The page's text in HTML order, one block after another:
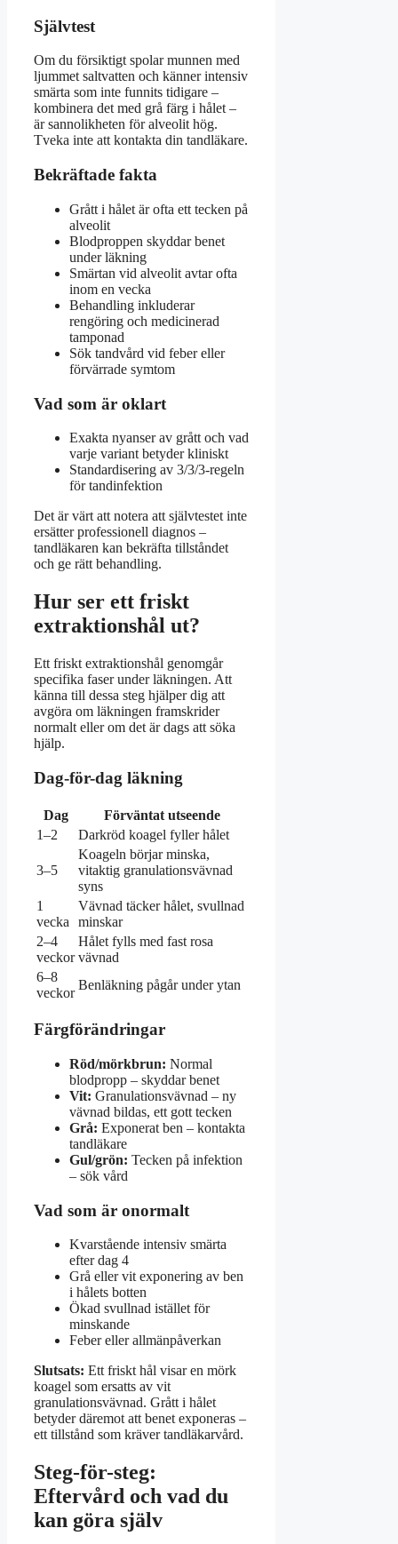
Självtest
Om du försiktigt spolar munnen med
ljummet saltvatten och känner intensiv
smärta som inte funnits tidigare –
kombinera det med grå färg i hålet –
är sannolikheten för alveolit hög.
Tveka inte att kontakta din tandläkare.
Bekräftade fakta
Grått i hålet är ofta ett tecken på
alveolit
Blodproppen skyddar benet
under läkning
Smärtan vid alveolit avtar ofta
inom en vecka
Behandling inkluderar
rengöring och medicinerad
tamponad
Sök tandvård vid feber eller
förvärrade symtom
Vad som är oklart
Exakta nyanser av grått och vad
varje variant betyder kliniskt
Standardisering av 3/3/3-regeln
för tandinfektion
Det är värt att notera att självtestet inte
ersätter professionell diagnos –
tandläkaren kan bekräfta tillståndet
och ge rätt behandling.
Hur ser ett friskt
extraktionshål ut?
Ett friskt extraktionshål genomgår
specifika faser under läkningen. Att
känna till dessa steg hjälper dig att
avgöra om läkningen framskrider
normalt eller om det är dags att söka
hjälp.
Dag-för-dag läkning
Dag
Förväntat utseende
1–2
Darkröd koagel fyller hålet
3–5
Koageln börjar minska,
vitaktig granulationsvävnad
syns
1
vecka
Vävnad täcker hålet, svullnad
minskar
2–4
veckor
Hålet fylls med fast rosa
vävnad
6–8
veckor
Benläkning pågår under ytan
Färgförändringar
Röd/mörkbrun: Normal
blodpropp – skyddar benet
Vit: Granulationsvävnad – ny
vävnad bildas, ett gott tecken
Grå: Exponerat ben – kontakta
tandläkare
Gul/grön: Tecken på infektion
– sök vård
Vad som är onormalt
Kvarstående intensiv smärta
efter dag 4
Grå eller vit exponering av ben
i hålets botten
Ökad svullnad istället för
minskande
Feber eller allmänpåverkan
Slutsats: Ett friskt hål visar en mörk
koagel som ersatts av vit
granulationsvävnad. Grått i hålet
betyder däremot att benet exponeras –
ett tillstånd som kräver tandläkarvård.
Steg-för-steg:
Eftervård och vad du
kan göra själv